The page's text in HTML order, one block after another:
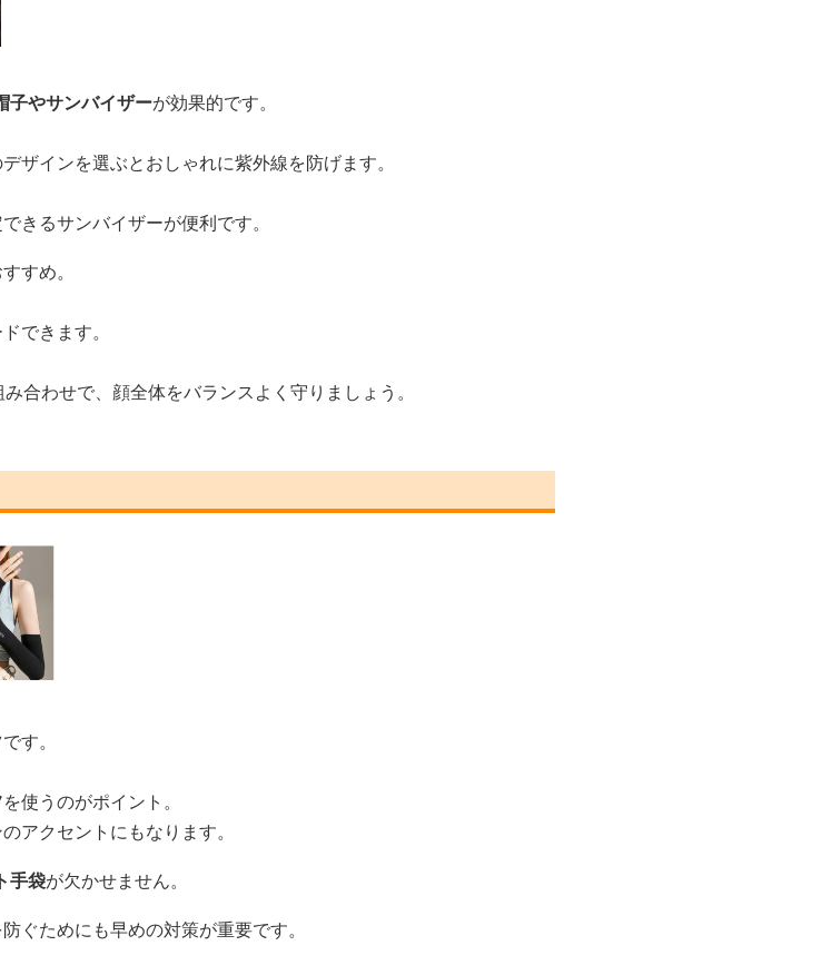
子やサンバイザーが効果的です。
ザインを選ぶとおしゃれに紫外線を防げます。
きるサンバイザーが便利です。
すめ。
できます。
合わせで、顔全体をバランスよく守りましょう。
す。
を使うのがポイント。
アクセントにもなります。
手袋が欠かせません。
ぐためにも早めの対策が重要です。